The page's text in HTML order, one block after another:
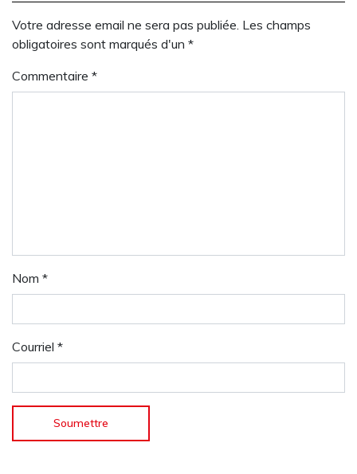
Votre adresse email ne sera pas publiée. Les champs
obligatoires sont marqués d'un *
Commentaire *
Nom *
Courriel *